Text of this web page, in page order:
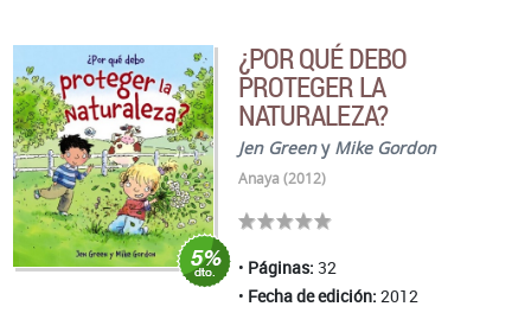
¿POR QUÉ DEBO
PROTEGER LA
NATURALEZA?
Jen Greeny Mike Gordon
Anaya (2012)
Páginas: 32
Fecha de edición: 2012